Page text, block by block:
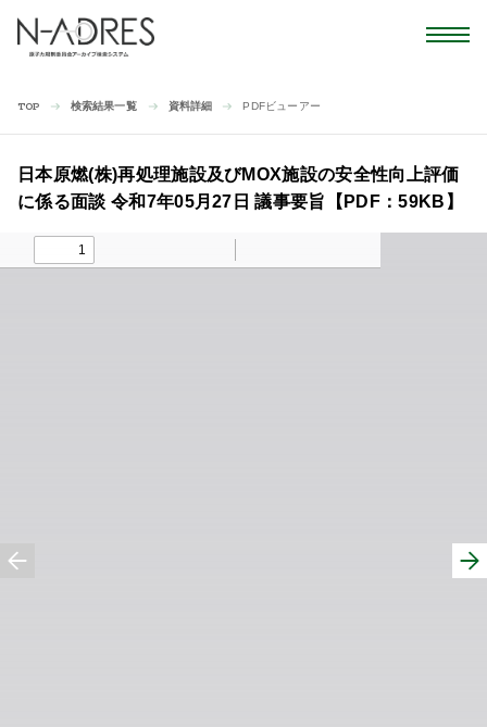
TOP 検索結果一覧 資料詳細 PDFビューアー
日本原燃(株)再処理施設及びMOX施設の安全性向上評価
に係る面談 令和7年05月27日 議事要旨【PDF：59KB】